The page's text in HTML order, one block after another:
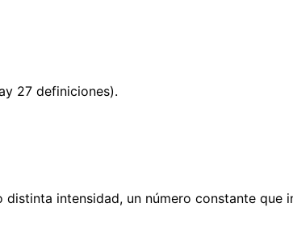
27 definiciones).
distinta intensidad, un número constante que